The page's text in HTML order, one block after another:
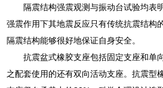
隔震结构强震观测与振动台试验均表
强震作用下其地震反应只有传统抗震结构
隔震结构能够很好地保证自身安全。
抗震盆式橡胶支座包括固定支座和单
之配套使用的还有双向活动支座。抗震型